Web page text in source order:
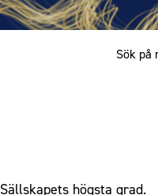
högsta grad.